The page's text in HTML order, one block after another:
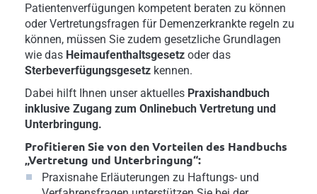
Patientenverfügungen kompetent beraten zu können
oder Vertretungsfragen für Demenzerkrankte regeln zu
können, müssen Sie zudem gesetzliche Grundlagen
wie das Heimaufenthaltsgesetz oder das
Sterbeverfügungsgesetz kennen.
Dabei hilft Ihnen unser aktuelles Praxishandbuch
inklusive Zugang zum Onlinebuch Vertretung und
Unterbringung.
Profitieren Sie von den Vorteilen des Handbuchs
„Vertretung und Unterbringung“:
Praxisnahe Erläuterungen zu Haftungs- und